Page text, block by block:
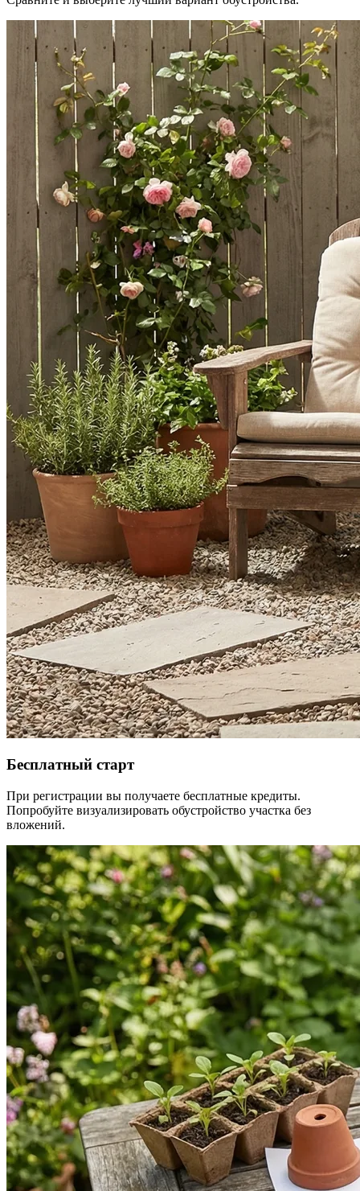
Бесплатный старт
При регистрации вы получаете бесплатные кредиты.
Попробуйте визуализировать обустройство участка без
вложений.